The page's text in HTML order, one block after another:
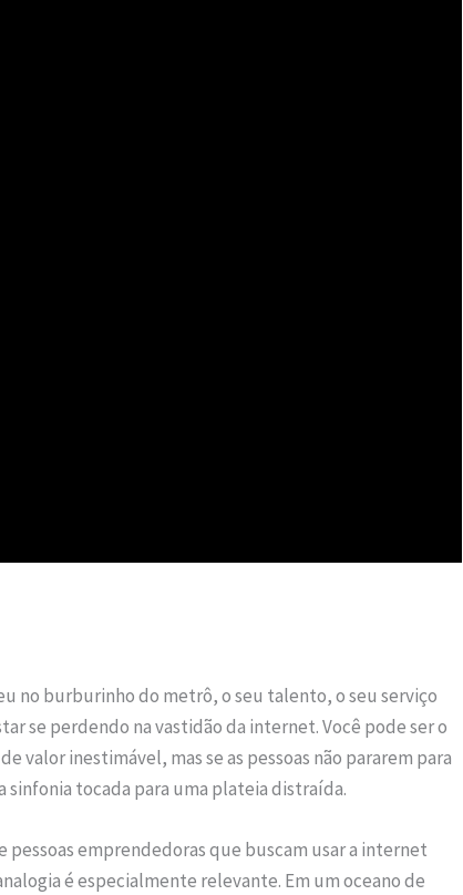
no burburinho do metrô, o seu talento, o seu serviço
se perdendo na vastidão da internet. Você pode ser o
valor inestimável, mas se as pessoas não pararem para
sinfonia tocada para uma plateia distraída.
pessoas emprendedoras que buscam usar a internet
é especialmente relevante. Em um oceano de